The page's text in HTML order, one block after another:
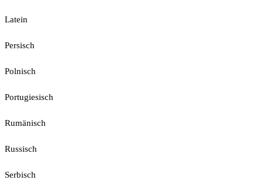
Latein
Persisch
Polnisch
Portugiesisch
Rumänisch
Russisch
Serbisch